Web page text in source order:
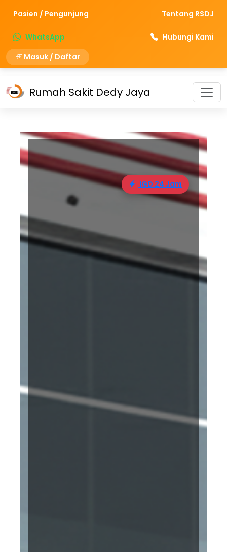
Pasien / Pengunjung Tentang RSDJ
WhatsApp
Hubungi Kami
Masuk / Daftar
Rumah Sakit Dedy Jaya
IGD 24 Jam